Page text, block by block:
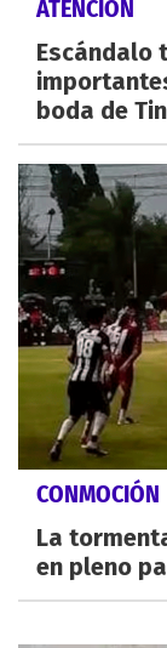
ATENCIÓN
Escándalo
boda de
CONMOCIÓN
La
en pleno